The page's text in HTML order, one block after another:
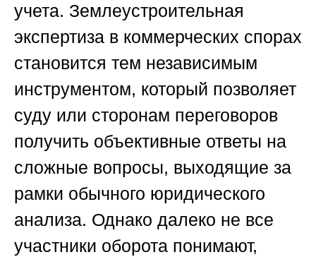
учета. Землеустроительная
экспертиза в коммерческих спорах
становится тем независимым
инструментом, который позволяет
суду или сторонам переговоров
получить объективные ответы на
сложные вопросы, выходящие за
рамки обычного юридического
анализа. Однако далеко не все
участники оборота понимают,